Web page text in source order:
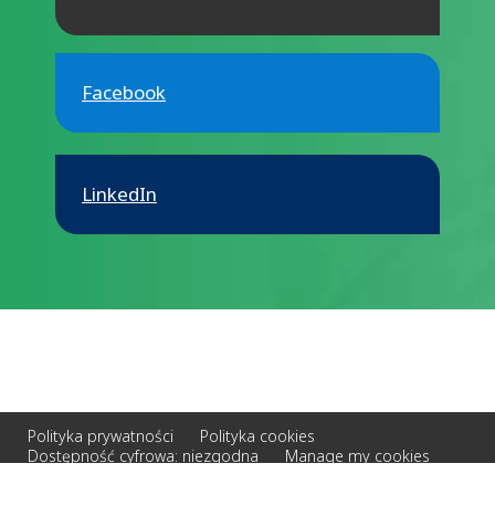
Facebook
LinkedIn
Polityka prywatności
Polityka cookies
Dostępność cyfrowa: niezgodna
Manage my cookies